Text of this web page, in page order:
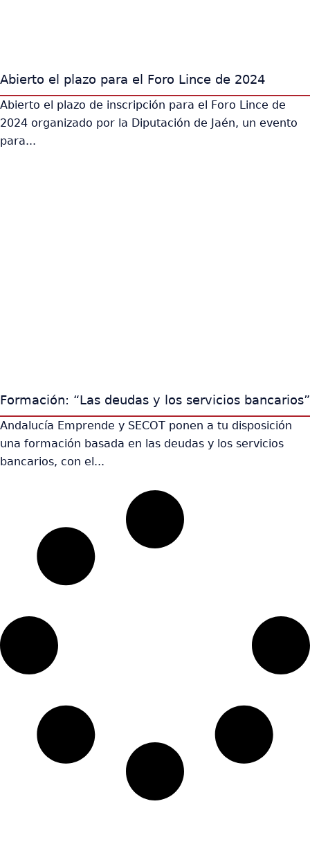
Abierto el plazo para el Foro Lince de 2024
Abierto el plazo de inscripción para el Foro Lince de
2024 organizado por la Diputación de Jaén, un evento
para...
Formación: “Las deudas y los servicios bancarios”
Andalucía Emprende y SECOT ponen a tu disposición
una formación basada en las deudas y los servicios
bancarios, con el...